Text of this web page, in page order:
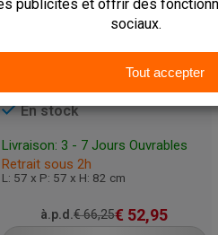
CHAISE DE TERRASSE - MILANO - ALUMINIUM
C-MILANO-BROWN
En stock
Livraison: 3 - 7 Jours Ouvrables
Retrait sous 2h
L: 57 x P: 57 x H: 82 cm
à.p.d.€66,25€ 52,95